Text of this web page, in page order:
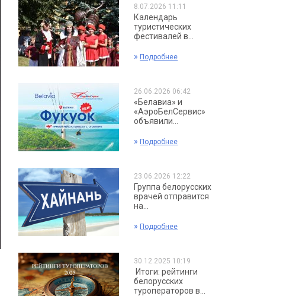
8.07.2026 11:11
Календарь
туристических
фестивалей в...
» Подробнее
26.06.2026 06:42
«Белавиа» и
«АэроБелСервис»
объявили...
» Подробнее
23.06.2026 12:22
Группа белорусских
врачей отправится
на...
» Подробнее
30.12.2025 10:19
Итоги: рейтинги
белорусских
туроператоров в...